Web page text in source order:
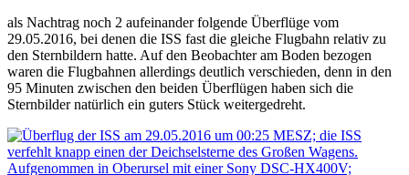
als Nachtrag noch 2 aufeinander folgende Überflüge vom
29.05.2016, bei denen die ISS fast die gleiche Flugbahn relativ zu
den Sternbildern hatte. Auf den Beobachter am Boden bezogen
waren die Flugbahnen allerdings deutlich verschieden, denn in den
95 Minuten zwischen den beiden Überflügen haben sich die
Sternbilder natürlich ein guters Stück weitergedreht.